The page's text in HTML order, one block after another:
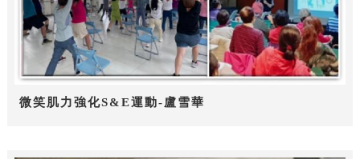
微笑肌力強化S&E運動-盧雪華